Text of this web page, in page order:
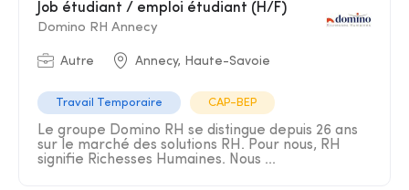
Job étudiant / emploi étudiant (H/F)
Domino RH Annecy
Autre Annecy, Haute-Savoie
Travail Temporaire CAP-BEP
Le groupe Domino RH se distingue depuis 26 ans
sur le marché des solutions RH. Pour nous, RH
signifie Richesses Humaines. Nous ...